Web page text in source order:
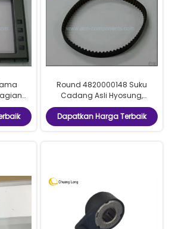
ATM
Round 4820000148 Suku
Cadang Asli Hyosung,
Durable S3M237 Flat Drive Belt
Dapatkan Harga Terbaik